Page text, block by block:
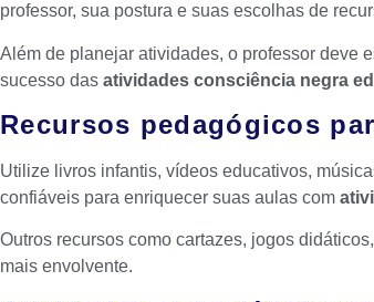
professor, sua postura e suas escolhas de
Além de planejar atividades, o professor deve
sucesso das atividades consciência negra
Recursos pedagógicos
Utilize livros infantis, vídeos educativos,
confiáveis para enriquecer suas aulas com
Outros recursos como cartazes, jogos
mais envolvente.